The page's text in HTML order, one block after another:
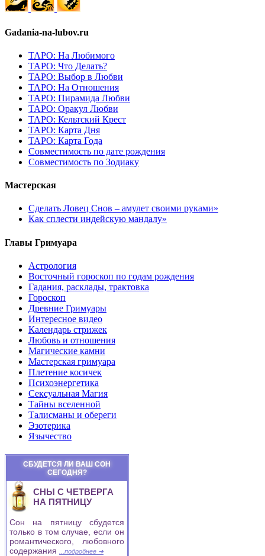
Gadania-na-lubov.ru
ТАРО: На Любимого
ТАРО: Что Делать?
ТАРО: Выбор в Любви
ТАРО: На Отношения
ТАРО: Пирамида Любви
ТАРО: Оракул Любви
ТАРО: Кельтский Крест
ТАРО: Карта Дня
ТАРО: Карта Года
Cовместимость по дате рождения
Cовместимость по Зодиаку
Мастерская
Сделать Ловец Снов – амулет своими руками»
Как сплести индейскую мандалу»
Главы Гримуара
Астрология
Восточный гороскоп по годам рождения
Гадания, расклады, трактовка
Гороскоп
Древние Гримуары
Интересное видео
Календарь стрижек
Любовь и отношения
Магические камни
Мастерская гримуара
Плетение косичек
Психоэнергетика
Сексуальная Магия
Тайны вселенной
Талисманы и обереги
Эзотерика
Язычество
СБУДЕТСЯ ЛИ ВАШ СОН
СЕГОДНЯ?
СНЫ С ЧЕТВЕРГА
НА ПЯТНИЦУ
Сон на пятницу сбудется
только в том случае, если он
романтического, любовного
содержания
...подробнее ➜